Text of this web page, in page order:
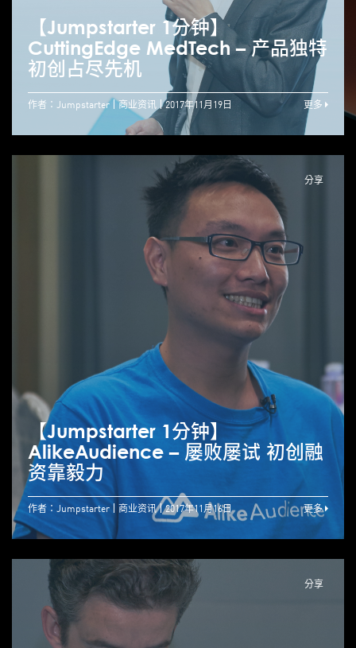
【Jumpstarter 1分钟】
CuttingEdge MedTech – 产品独特
初创占尽先机
作者：Jumpstarter 商业资讯 2017年11月19日 更多
分享
【Jumpstarter 1分钟】
AlikeAudience – 屡败屡试 初创融
资靠毅力
作者：Jumpstarter 商业资讯 2017年11月16日 更多
分享